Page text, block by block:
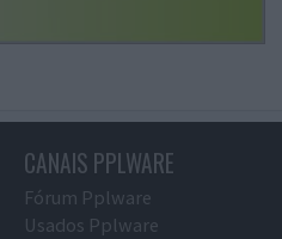
CANAIS PPLWARE
Fórum Pplware
Usados Pplware